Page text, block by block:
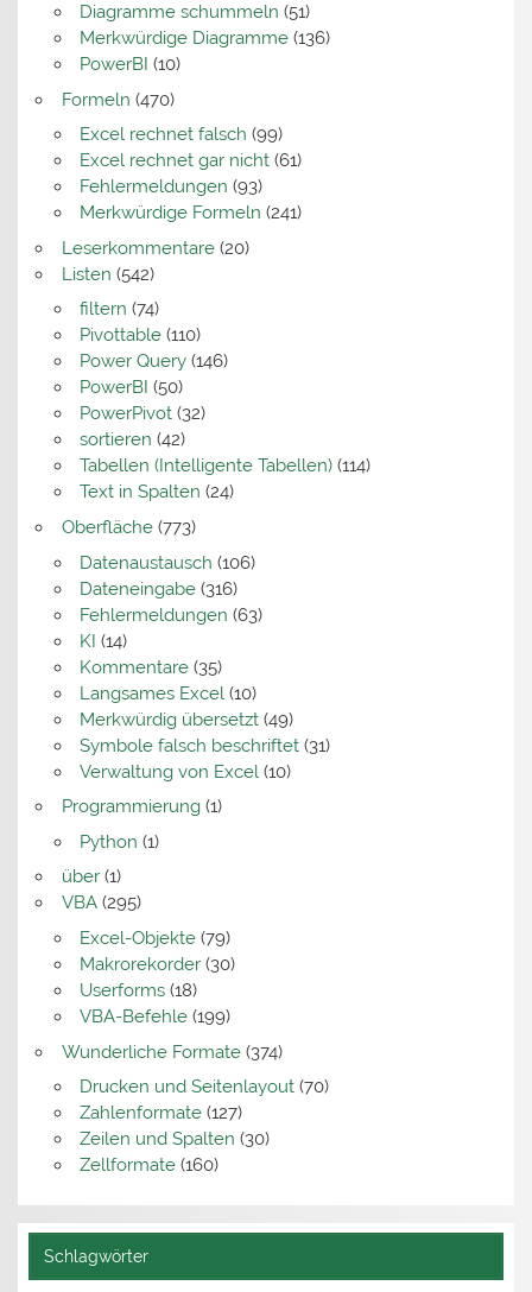
Diagramme schummeln (51)
Merkwürdige Diagramme(136)
PowerBI (10)
Formeln (470)
Excel rechnet falsch (99)
Excel rechnet gar nicht(61)
Fehlermeldungen (93)
Merkwürdige Formeln (241)
Leserkommentare(20)
Listen (542)
filtern (74)
Pivottable(110)
Power Query(146)
PowerBI (50)
PowerPivot(32)
sortieren (42)
Tabellen (Intelligente Tabellen)(114)
Text in Spalten (24)
Oberfläche(773)
Datenaustausch (106)
Dateneingabe(316)
Fehlermeldungen (63)
KI (14)
Kommentare(35)
Langsames Excel (10)
Merkwürdig übersetzt(49)
Symbole falsch beschriftet(31)
Verwaltung von Excel (10)
Programmierung(1)
Python (1)
über(1)
VBA(295)
Excel-Objekte(79)
Makrorekorder(30)
Userforms(18)
VBA-Befehle(199)
Wunderliche Formate(374)
Drucken und Seitenlayout(70)
Zahlenformate(127)
Zeilen und Spalten (30)
Zellformate(160)
Schlagwörter